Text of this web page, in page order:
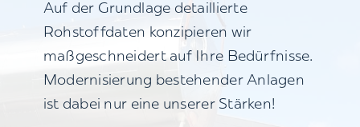
Auf der Grundlage detaillierte
Rohstoffdaten konzipieren wir
maßgeschneidert auf Ihre Bedürfnisse.
Modernisierung bestehender Anlagen
ist dabei nur eine unserer Stärken!